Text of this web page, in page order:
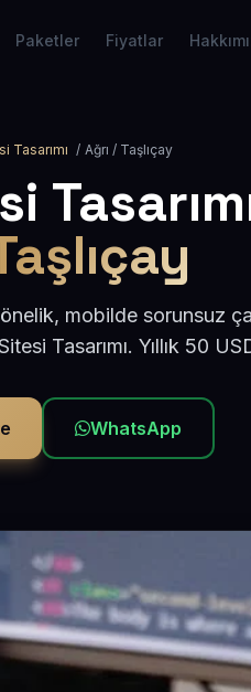
Paketler Fiyatlar
Tasarımı / Ağrı / Taşlıçay
mobilde sorunsuz
Tasarımı. Yıllık 50
WhatsApp